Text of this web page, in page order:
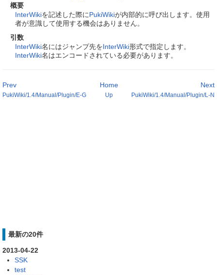
概要
InterWikiを記述した際にPukiWikiが内部的に呼び出します。使用
者が意識して使用する機会はありません。
引数
InterWiki名にはジャンプ先をInterWiki形式で指定します。
InterWiki名はエンコードされている必要があります。
Prev
PukiWiki/1.4/Manual/Plugin/E-G
Next
PukiWiki/1.4/Manual/Plugin/L-N
Home
Up
最新の20件
2013-04-22
SSK
test